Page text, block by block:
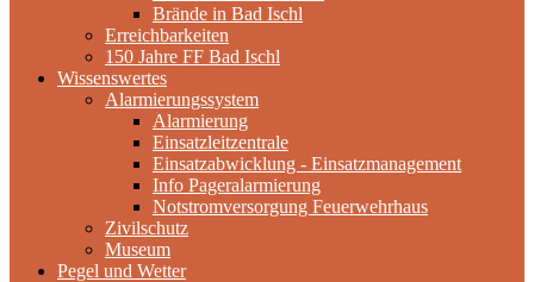
Brände in Bad Ischl
Erreichbarkeiten
150 Jahre FF Bad Ischl
Wissenswertes
Alarmierungssystem
Alarmierung
Einsatzleitzentrale
Einsatzabwicklung - Einsatzmanagement
Info Pageralarmierung
Notstromversorgung Feuerwehrhaus
Zivilschutz
Museum
Pegel und Wetter